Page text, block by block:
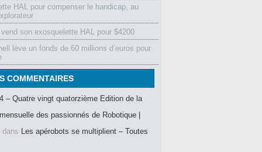
HAL pour compenser le handicap, au
son exosquelette HAL pour $4200
lève un fonds de 60 millions d’euros pour
COMMENTAIRES
– Quatre vingt quatorzième Edition de la
des passionnés de Robotique |
dans Les apérobots se multiplient – Toutes